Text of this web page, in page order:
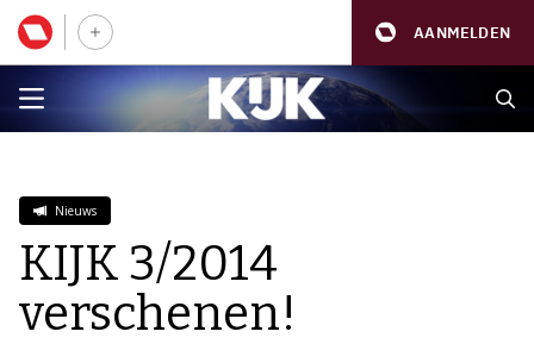
AANMELDEN
Nieuws
KIJK 3/2014
verschenen!